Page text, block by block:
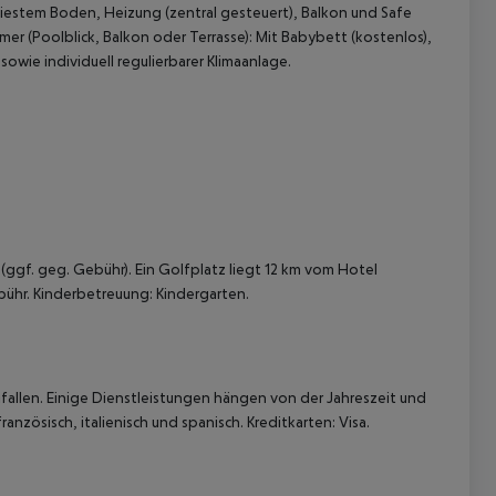
Boden, Heizung (zentral gesteuert), Balkon und Safe
(Poolblick, Balkon oder Terrasse): Mit Babybett (kostenlos),
individuell regulierbarer Klimaanlage.
geg. Gebühr). Ein Golfplatz liegt 12 km vom Hotel
Kinderbetreuung: Kindergarten.
Einige Dienstleistungen hängen von der Jahreszeit und
italienisch und spanisch. Kreditkarten: Visa.